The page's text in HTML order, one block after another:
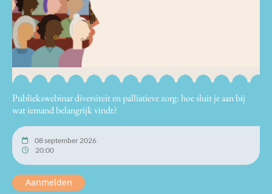
Publiekswebinar diversiteit en palliatieve zorg: hoe sluit je aan bij
wat iemand belangrijk vindt?
08 september 2026
20:00
Aanmelden